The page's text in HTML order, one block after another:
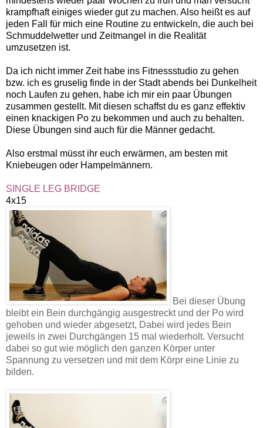
krampfhaft einiges wieder gut zu machen. Also heißt es auf
jeden Fall für mich eine Routine zu entwickeln, die auch bei
Schmuddelwetter und Zeitmangel in die Realität
umzusetzen ist.
Da ich nicht immer Zeit habe ins Fitnessstudio zu gehen
bzw. ich es gruselig finde in der Stadt abends bei Dunkelheit
noch Laufen zu gehen, habe ich mir ein paar Übungen
zusammen gestellt. Mit diesen schaffst du es ganz effektiv
einen knackigen Po zu bekommen und auch zu behalten.
Diese Übungen sind auch für die Männer gedacht.
Also erstmal müsst ihr euch erwärmen, am besten mit
Kniebeugen oder Hampelmännern.
SINGLE LEG BRIDGE
4x15
Bei dieser Übung
bleibt ein Bein durchgängig ausgestreckt und der Po wird
gehoben und wieder abgesetzt, Dabei wird jedes Bein
jeweils in zwei Durchgängen 15 mal wiederholt. Versucht
dabei so gut wie möglich den ganzen Körper unter
Spannung zu versetzen und mit dem Körpr eine Linie zu
bilden.